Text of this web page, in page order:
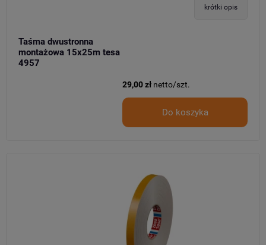
krótki opis
Taśma dwustronna
montażowa 15x25m tesa
4957
29,00 zł netto/szt.
Do koszyka